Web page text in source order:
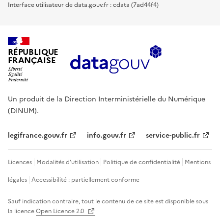
Interface utilisateur de data.gouv.fr : cdata (7ad44f4)
RÉPUBLIQUE
FRANÇAISE
Un produit de la Direction Interministérielle du Numérique
(DINUM).
legifrance.gouv.fr info.gouv.fr service-public.fr
Licences Modalités d'utilisation Politique de confidentialité Mentions
légales Accessibilité : partiellement conforme
Sauf indication contraire, tout le contenu de ce site est disponible sous
la licenceOpen Licence 2.0